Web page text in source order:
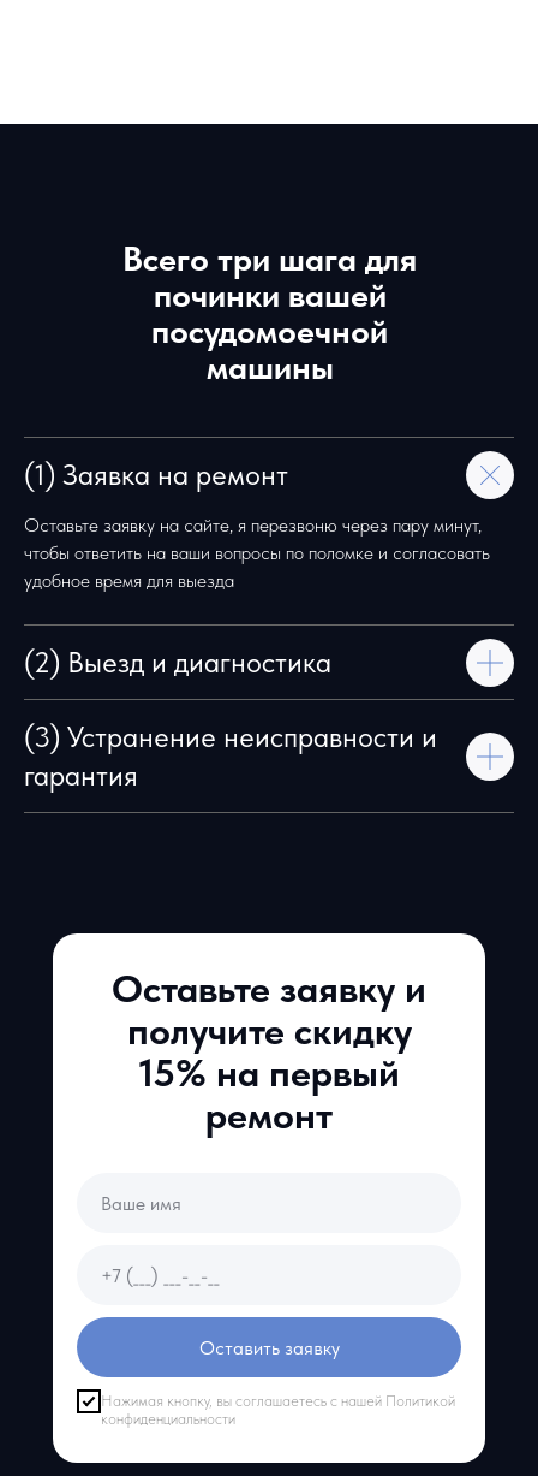
Всего три шага для
починки вашей
посудомоечной
машины
(1) Заявка на ремонт
Оставьте заявку на сайте, я перезвоню через пару минут,
чтобы ответить на ваши вопросы по поломке и согласовать
удобное время для выезда
(2) Выезд и диагностика
(3) Устранение неисправности и
гарантия
Оставьте заявку и
получите скидку
15% на первый
ремонт
Нажимая кнопку, вы соглашаетесь с нашей Политикой
конфиденциальности
Оставить заявку